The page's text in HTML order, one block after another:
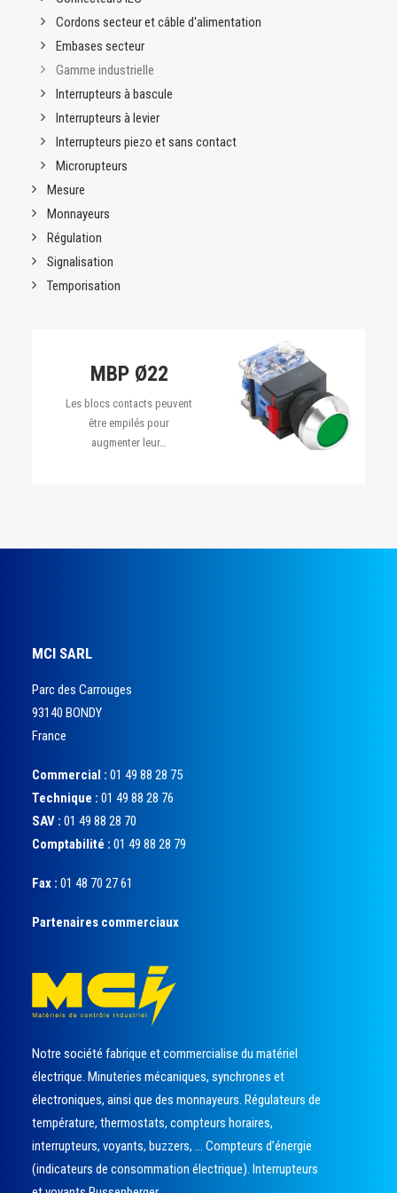
Les blocs contacts peuvent être empilés pour augmenter
leur nombre.
Qualité des matériaux utilisés, performance de
conformité aux standards tels que IEC 60947-5-1,
GB/T14048.5, protection jusqu’à IP67, sont les
principaux atouts de la gamme MBP.
Cordons secteur et câble d'alimentation
Embases secteur
Gamme industrielle
Interrupteurs à bascule
Interrupteurs à levier
Interrupteurs piezo et sans contact
Microrupteurs
Mesure
Monnayeurs
Régulation
Signalisation
Temporisation
MBP Ø22
Les blocs contacts peuvent
être empilés pour
augmenter leur…
MCI SARL
Parc des Carrouges
93140 BONDY
France
Commercial : 01 49 88 28 75
Technique : 01 49 88 28 76
SAV : 01 49 88 28 70
Comptabilité : 01 49 88 28 79
Fax : 01 48 70 27 61
Partenaires commerciaux
Notre société fabrique et commercialise du matériel
électrique. Minuteries mécaniques, synchrones et
électroniques, ainsi que des monnayeurs. Régulateurs de
température, thermostats, compteurs horaires,
interrupteurs, voyants, buzzers, … Compteurs d’énergie
(indicateurs de consommation électrique). Interrupteurs